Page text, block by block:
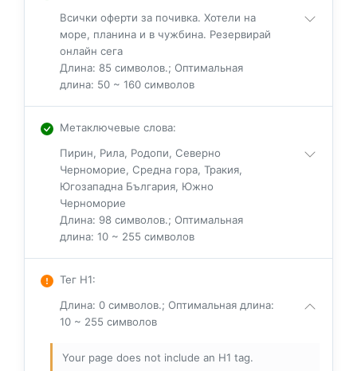
Всички оферти за почивка. Хотели на
море, планина и в чужбина. Резервирай
онлайн сега
Длина: 85 символов.; Оптимальная
длина: 50 ~ 160 символов
Метаключевые слова:
Пирин, Рила, Родопи, Северно
Черноморие, Средна гора, Тракия,
Югозападна България, Южно
Черноморие
Длина: 98 символов.; Оптимальная
длина: 10 ~ 255 символов
Тег H1:
Длина: 0 символов.; Оптимальная длина:
10 ~ 255 символов
Your page does not include an H1 tag.